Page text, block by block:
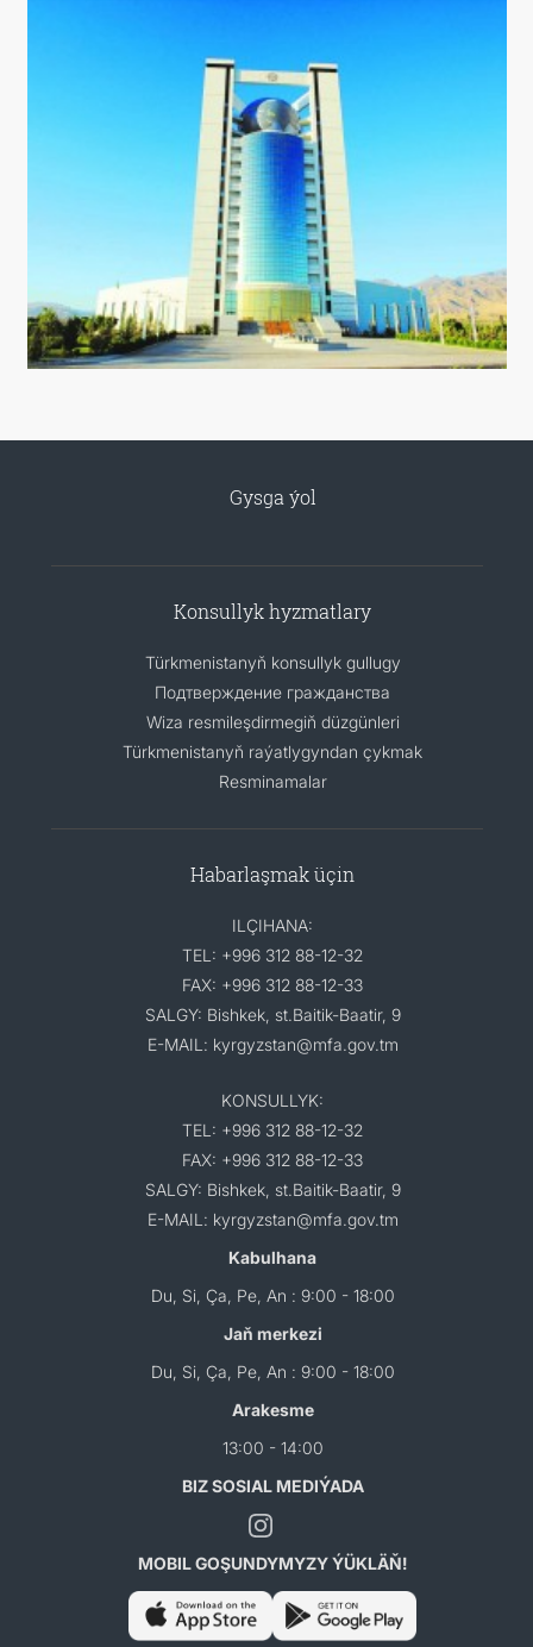
Gysga ýol
Konsullyk hyzmatlary
Türkmenistanyň konsullyk gullugy
Подтверждение гражданства
Wiza resmileşdirmegiň düzgünleri
Türkmenistanyň raýatlygyndan çykmak
Resminamalar
Habarlaşmak üçin
ILÇIHANA:
TEL: +996 312 88-12-32
FAX: +996 312 88-12-33
SALGY: Bishkek, st.Baitik-Baatir, 9
E-MAIL: kyrgyzstan@mfa.gov.tm
KONSULLYK:
TEL: +996 312 88-12-32
FAX: +996 312 88-12-33
SALGY: Bishkek, st.Baitik-Baatir, 9
E-MAIL: kyrgyzstan@mfa.gov.tm
Kabulhana
Du, Si, Ça, Pe, An : 9:00 - 18:00
Jaň merkezi
Du, Si, Ça, Pe, An : 9:00 - 18:00
Arakesme
13:00 - 14:00
BIZ SOSIAL MEDIÝADA
MOBIL GOŞUNDYMYZY ÝÜKLÄŇ!